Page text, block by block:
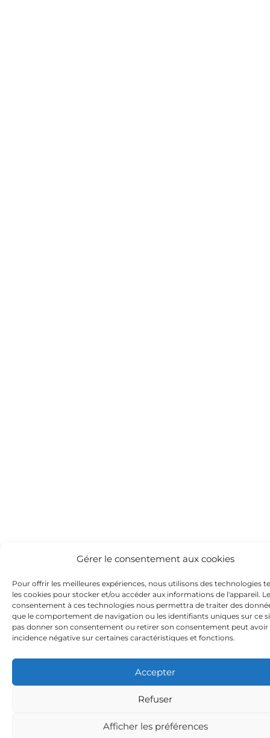
Gérer le consentement aux cookies
Pour offrir les meilleures expériences, nous utilisons des technologies
les cookies pour stocker et/ou accéder aux informations de l'appareil. Le
consentement à ces technologies nous permettra de traiter des
que le comportement de navigation ou les identifiants uniques sur ce
pas donner son consentement ou retirer son consentement peut avoir
incidence négative sur certaines caractéristiques et fonctions.
Accepter
Refuser
Afficher les préférences